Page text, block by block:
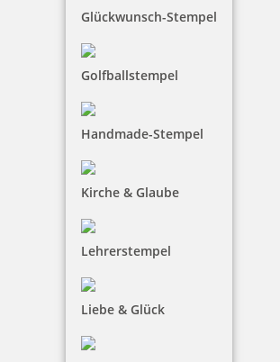
Glückwunsch-Stempel
Golfballstempel
Handmade-Stempel
Kirche & Glaube
Lehrerstempel
Liebe & Glück